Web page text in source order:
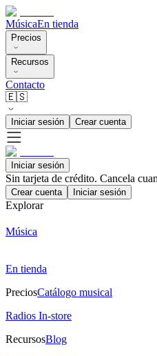
MúsicaEn tienda
Precios
Recursos
Contacto
🇪🇸
Iniciar sesión Crear cuenta
Iniciar sesión
Sin tarjeta de crédito. Cancela
Crear cuenta Iniciar sesión
Explorar
Música
En tienda
PreciosCatálogo musical
Radios In-store
RecursosBlog